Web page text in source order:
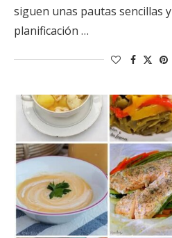
siguen unas pautas sencillas
planificación …